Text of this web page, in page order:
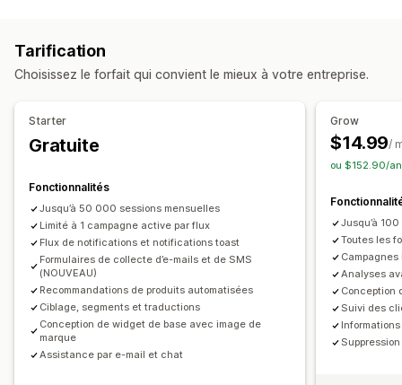
Analyses de données en temps réel
Segmentation
Segments personnalisés Adhésion
Automatisation des flux de travail
Récupération de panier
Demandes de retour d’expérience
Recommandations de produits
Renouvellements d’abonnement
Message d’accueil
Campagnes de reconquête
Barre d’annonce
CSS personnalisées Devises multiples Multilingue
Recommandations de produits
Produits fréquemment achetés ensemble
Seuils de quantités Réductions en fonction de la quantité
Réductions échelonnées
Recommandations basées sur l’IA
Mise à niveau de l’abonnement
Analyses de données
Taux de clics
Taux de conversion
Performance des recommandations
Tarification
Choisissez le forfait qui convient le mieux à votre entreprise.
Starter
Gratuite
Fonctionnalités
Jusqu’à 50 000 sessions mensuelles
Limité à 1 campagne active par flux
Flux de notifications et notifications toast
Formulaires de collecte d’e-mails et de SMS
(NOUVEAU)
Recommandations de produits automatisées
Ciblage, segments et traductions
Conception de widget de base avec image de
marque
Assistance par e-mail et chat
Grow
$14.99/
ou $152.90/
Jusqu’à
Toutes les
Analyses
Conception
Suivi des